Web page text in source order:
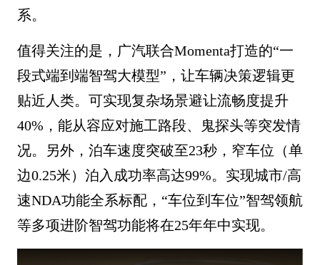
系。
值得关注的是，广汽联合Momenta打造的“一
段式端到端智驾大模型”，让车辆决策逻辑更
贴近人类。可实现复杂场景避让流畅度提升
40%，能从容应对施工路段、鬼探头等突发情
况。另外，泊车速度突破至23秒，窄车位（单
边0.25米）泊入成功率高达99%。实现城市/高
速NDA功能全系标配，“车位到车位”智驾领航
等多项进阶智驾功能将在25年年中实现。